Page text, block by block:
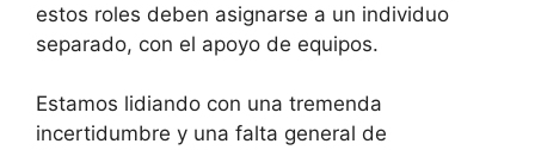
estos roles deben asignarse a un individuo
separado, con el apoyo de equipos.
Estamos lidiando con una tremenda
incertidumbre y una falta general de